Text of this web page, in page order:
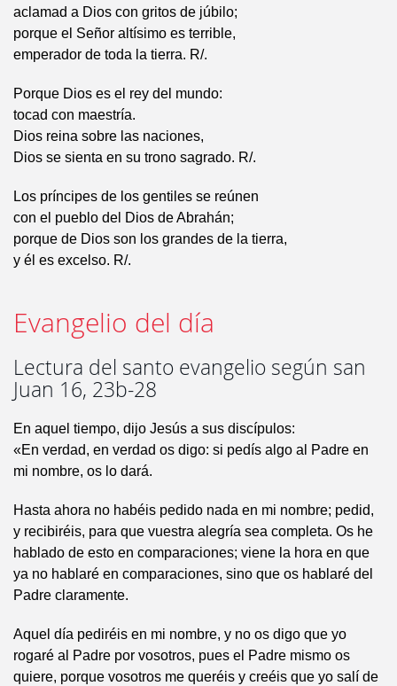
aclamad a Dios con gritos de júbilo;
porque el Señor altísimo es terrible,
emperador de toda la tierra. R/.
Porque Dios es el rey del mundo:
tocad con maestría.
Dios reina sobre las naciones,
Dios se sienta en su trono sagrado. R/.
Los príncipes de los gentiles se reúnen
con el pueblo del Dios de Abrahán;
porque de Dios son los grandes de la tierra,
y él es excelso. R/.
Evangelio del día
Lectura del santo evangelio según san
Juan 16, 23b-28
En aquel tiempo, dijo Jesús a sus discípulos:
«En verdad, en verdad os digo: si pedís algo al Padre en
mi nombre, os lo dará.
Hasta ahora no habéis pedido nada en mi nombre; pedid,
y recibiréis, para que vuestra alegría sea completa. Os he
hablado de esto en comparaciones; viene la hora en que
ya no hablaré en comparaciones, sino que os hablaré del
Padre claramente.
Aquel día pediréis en mi nombre, y no os digo que yo
rogaré al Padre por vosotros, pues el Padre mismo os
quiere, porque vosotros me queréis y creéis que yo salí de